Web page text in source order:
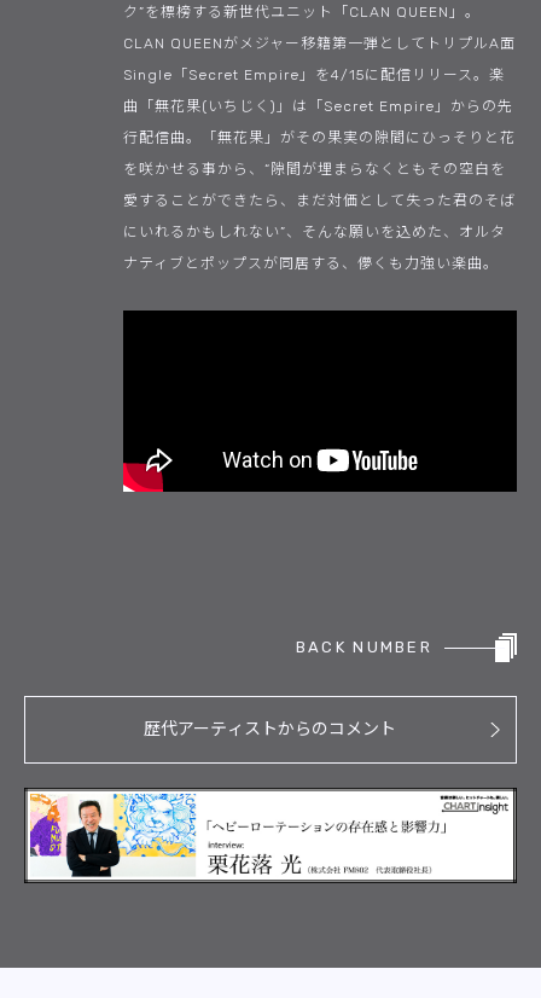
ク”を標榜する新世代ユニット「CLAN QUEEN」。
CLAN QUEENがメジャー移籍第一弾としてトリプルA面
Single「Secret Empire」を4/15に配信リリース。楽
曲「無花果(いちじく)」は「Secret Empire」からの先
行配信曲。「無花果」がその果実の隙間にひっそりと花
を咲かせる事から、“隙間が埋まらなくともその空白を
愛することができたら、まだ対価として失った君のそば
にいれるかもしれない”、そんな願いを込めた、オルタ
ナティブとポップスが同居する、儚くも力強い楽曲。
BACK NUMBER
歴代アーティストからのコメント